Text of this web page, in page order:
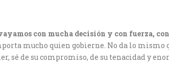
con mucha decisión y con fuerza,
mucho quien gobierne. No da lo mismo
sé de su compromiso, de su tenacidad y